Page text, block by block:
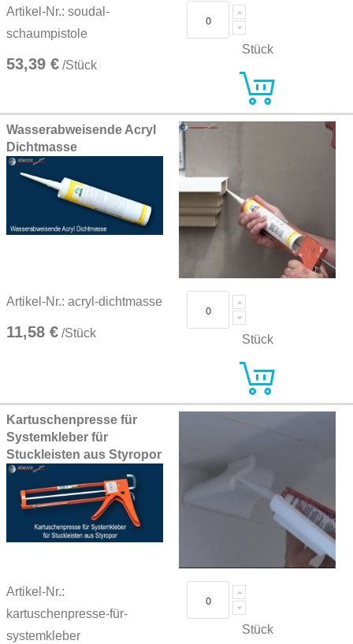
Artikel-Nr.: soudal-
schaumpistole
53,39 € /Stück
Stück
Wasserabweisende Acryl
Dichtmasse
Artikel-Nr.: acryl-dichtmasse
11,58 € /Stück Stück
Kartuschenpresse für
Systemkleber für
Stuckleisten aus Styropor
Artikel-Nr.:
kartuschenpresse-für-
systemkleber
Stück